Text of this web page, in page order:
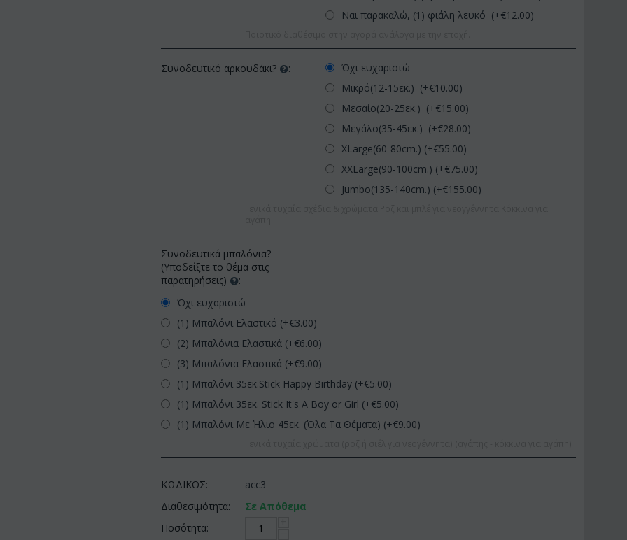
Ναι παρακαλώ, (1) φιάλη λευκό (+€12.00)
Συνοδευτικό αρκουδάκι? :
Όχι ευχαριστώ
Μικρό(12-15εκ.) (+€10.00)
Μεσαίο(20-25εκ.) (+€15.00)
Μεγάλο(35-45εκ.) (+€28.00)
XLarge(60-80cm.) (+€55.00)
XXLarge(90-100cm.) (+€75.00)
Jumbo(135-140cm.) (+€155.00)
Συνοδευτικά μπαλόνια?
(Υποδείξτε το θέμα στις
παρατηρήσεις)
:
Όχι ευχαριστώ
(1) Μπαλόνι Ελαστικό (+€3.00)
(2) Μπαλόνια Ελαστικά (+€6.00)
(3) Μπαλόνια Ελαστικά (+€9.00)
(1) Μπαλόνι 35εκ.Stick Happy Birthday (+€5.00)
(1) Μπαλόνι 35εκ. Stick It's A Boy or Girl (+€5.00)
(1) Μπαλόνι Με Ήλιο 45εκ. (Όλα Τα Θέματα) (+€9.00)
ΚΩΔΙΚΟΣ:
acc3
Διαθεσιμότητα:
Σε Απόθεμα
Ποσότητα: